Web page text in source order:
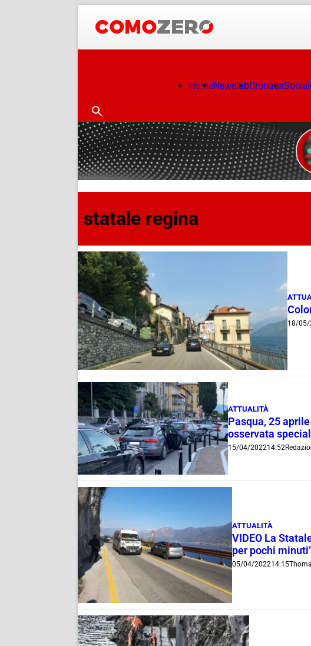
HomeNewslabCronaca
statale regina
18/05/
ATTUALITÀ
Pasqua, 25
osservata
15/04/202214:52
ATTUALITÀ
VIDEO La
per pochi
05/04/202214:15